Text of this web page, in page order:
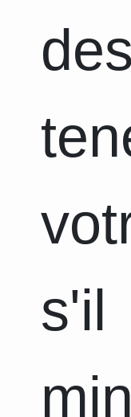
s'il